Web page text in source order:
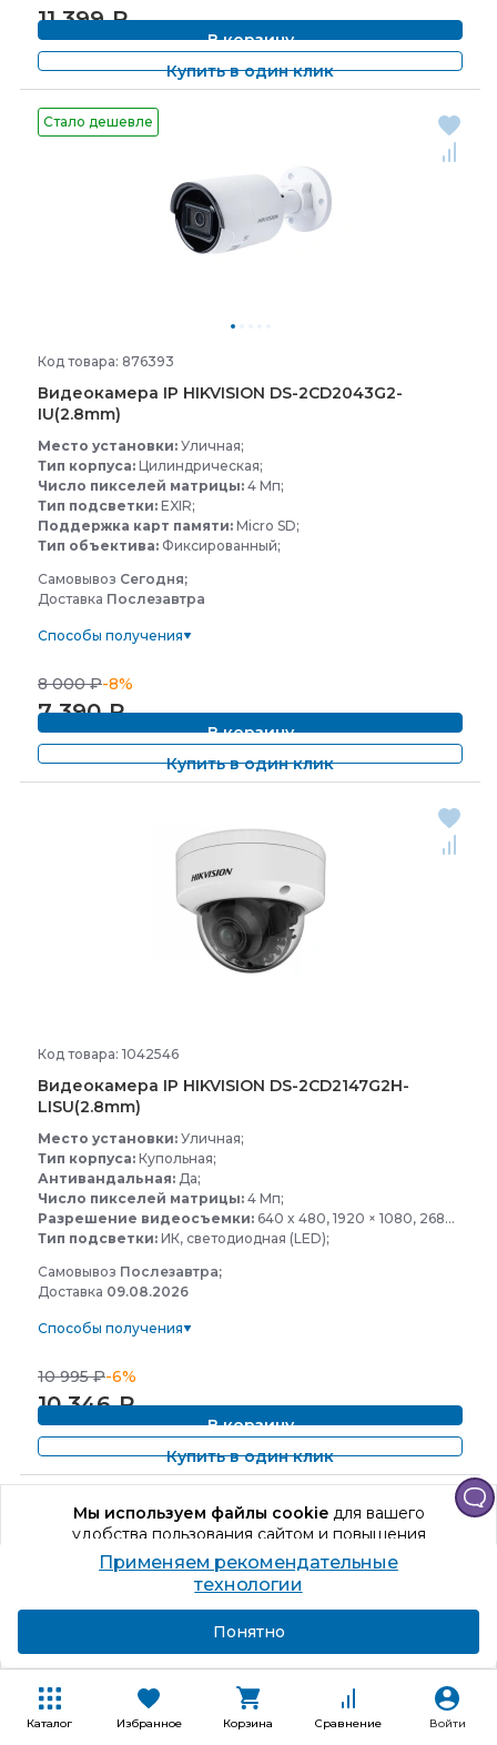
Каталог Избранное Корзина Сравнение Войти
Мы используем файлы cookieдля вашего
удобства пользования сайтом и повышения
качества рекомендаций.
Продолжая использование сайта, вы даете
согласие на обработку персональных данных
11 399₽
Купить в один клик
В корзину
Стало дешевле
Код товара: 876393
Видеокамера IP HIKVISION DS-2CD2043G2-
IU(2.8mm)
Место установки: Уличная;
Тип корпуса: Цилиндрическая;
Число пикселей матрицы: 4 Мп;
Тип подсветки: EXIR;
Поддержка карт памяти: Micro SD;
Тип объектива: Фиксированный;
Самовывоз Сегодня;
Доставка Послезавтра
Способы получения
8 000₽-8%
7 390₽
Купить в один клик
В корзину
Код товара: 1042546
Видеокамера IP HIKVISION DS-2CD2147G2H-
LISU(2.8mm)
Место установки: Уличная;
Тип корпуса: Купольная;
Антивандальная: Да;
Число пикселей матрицы: 4 Мп;
Разрешение видеосъемки: 640 x 480, 1920 × 1080, 2688 × 1520, 640 x 360, 1280 × 720;
Тип подсветки: ИК, светодиодная (LED);
Самовывоз Послезавтра;
Доставка 09.08.2026
Способы получения
10 995₽-6%
10 346₽
Купить в один клик
В корзину
Александр Шаронов
Поделиться
Поделитесь мнением о
новости
Применяем рекомендательные
технологии
Понятно